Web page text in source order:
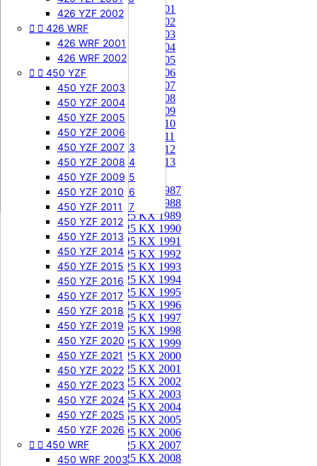
505 SXF
505 SXF 2007
505 SXF 2008
525 SXF
525 SXF 2003
525 SXF 2004
525 SXF 2005
525 SXF 2006
525 EXC-F
525 EXC-F 2003
525 EXC-F 2004
525 EXC-F 2005
525 EXC-F 2006
525 EXC-F 2007
426 YZF 2002
  426 WRF
426 WRF 2001
426 WRF 2002
  450 YZF
450 YZF 2003
450 YZF 2004
450 YZF 2005
450 YZF 2006
450 YZF 2007
450 YZF 2008
450 YZF 2009
450 YZF 2010
450 YZF 2011
450 YZF 2012
450 YZF 2013
450 YZF 2014
450 YZF 2015
450 YZF 2016
450 YZF 2017
450 YZF 2018
450 YZF 2019
450 YZF 2020
450 YZF 2021
450 YZF 2022
450 YZF 2023
450 YZF 2024
450 YZF 2025
450 YZF 2026
  450 WRF
450 WRF 2003
85 KX 2001
85 KX 2002
85 KX 2003
85 KX 2004
85 KX 2005
85 KX 2006
85 KX 2007
85 KX 2008
85 KX 2009
85 KX 2010
85 KX 2011
85 KX 2012
85 KX 2013
125 KX 
125 KX 1987
125 KX 1988
125 KX 1989
125 KX 1990
125 KX 1991
125 KX 1992
125 KX 1993
125 KX 1994
125 KX 1995
125 KX 1996
125 KX 1997
125 KX 1998
125 KX 1999
125 KX 2000
125 KX 2001
125 KX 2002
125 KX 2003
125 KX 2004
125 KX 2005
125 KX 2006
125 KX 2007
125 KX 2008